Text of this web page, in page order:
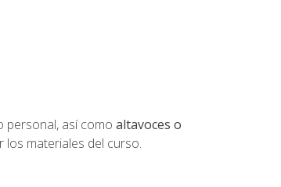
personal, así como altavoces o
materiales del curso.